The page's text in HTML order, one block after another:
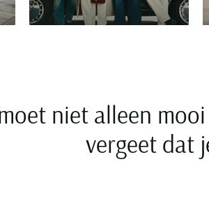
niet alleen
vergeet dat